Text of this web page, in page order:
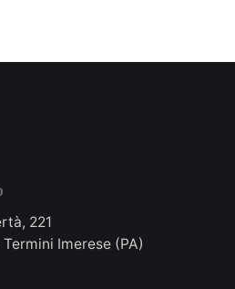
221
Imerese (PA)